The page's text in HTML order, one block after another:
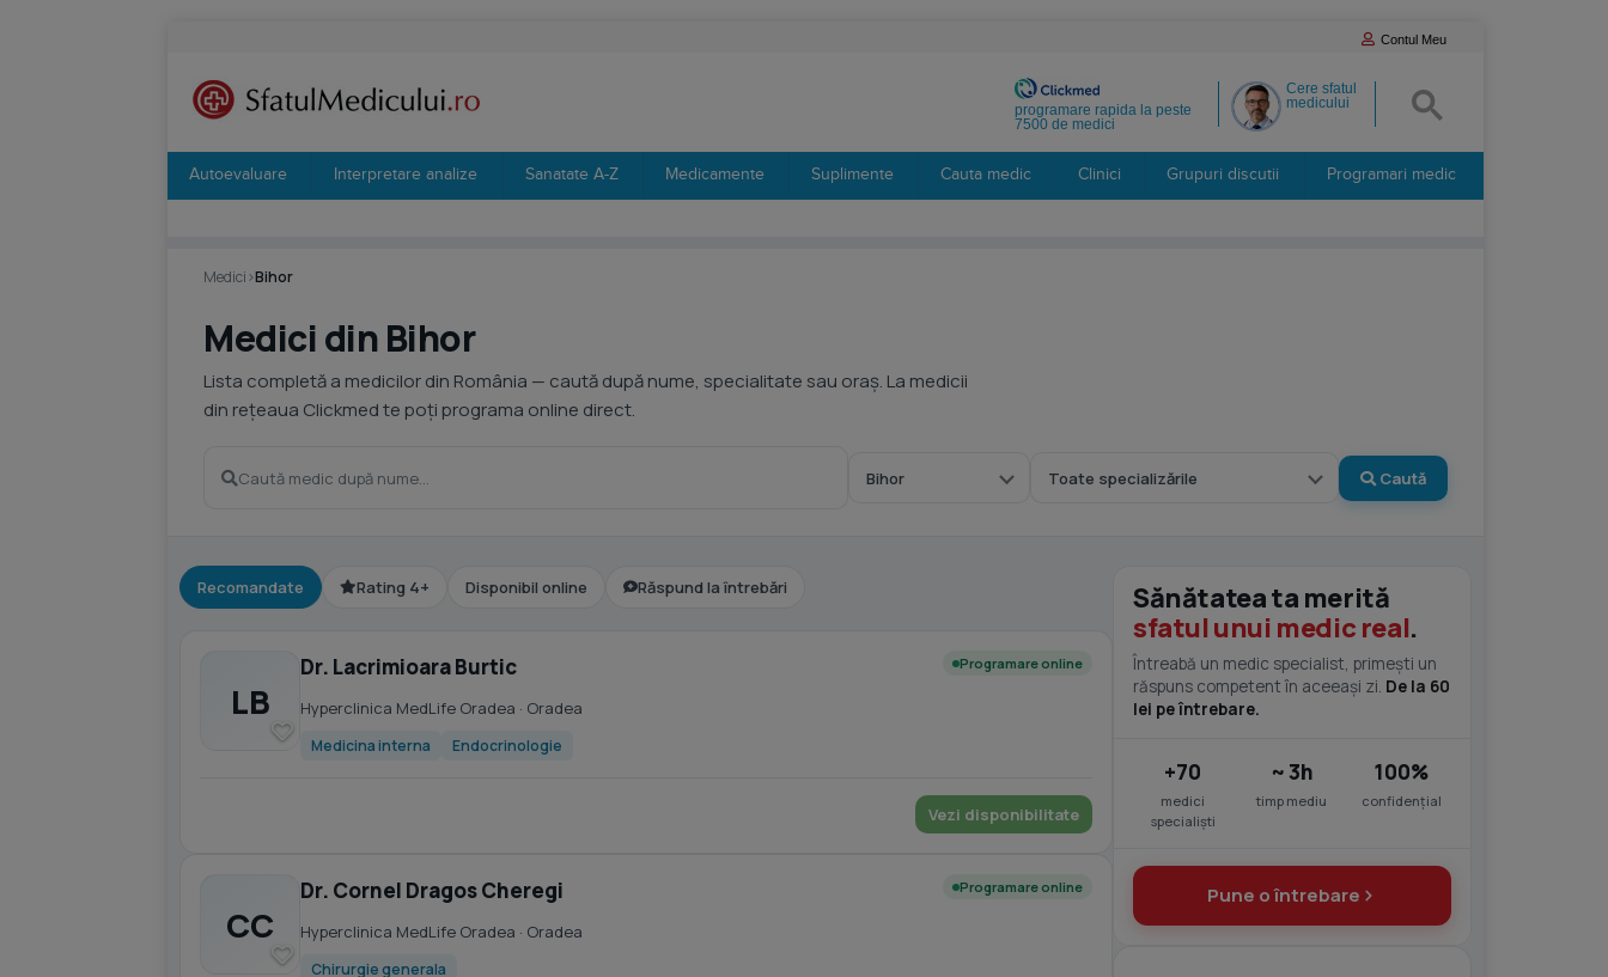
Contul Meu
Cere sfatul
medicului
programare rapida la peste
7500 de medici
Autoevaluare Interpretare analize Sanatate A-Z Medicamente Suplimente Cauta medic Clinici Grupuri discutii Programari medic
Medici›Bihor
Medici din Bihor
Lista completă a medicilor din România — caută după nume, specialitate sau oraș. La medicii
din rețeaua Clickmed te poți programa online direct.
Caută
Recomandate Rating 4+ Disponibil online Răspund la întrebări
LB
Dr. Lacrimioara Burtic
Hyperclinica MedLife Oradea · Oradea
Medicina interna Endocrinologie
Programare online
Vezi disponibilitate
CC
Dr. Cornel Dragos Cheregi
Hyperclinica MedLife Oradea · Oradea
Chirurgie generala
Programare online
Sănătatea ta merită
sfatul unui medic real.
Întreabă un medic specialist, primești un
răspuns competent în aceeași zi. De la 60
lei pe întrebare.
+70
medici
specialiști
~ 3h
timp mediu
100%
confidențial
Pune o întrebare